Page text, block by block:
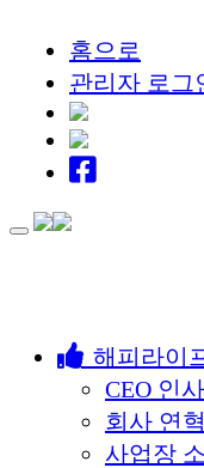
홈으로
관리자 로그
Toggle
해피라이
CEO 인
회사 연혁
사업장